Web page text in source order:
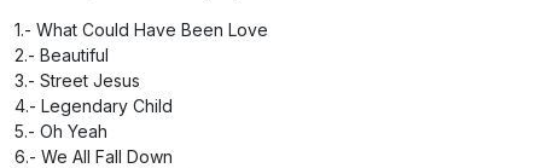
1.- What Could Have Been Love
2.- Beautiful
3.- Street Jesus
4.- Legendary Child
5.- Oh Yeah
6.- We All Fall Down